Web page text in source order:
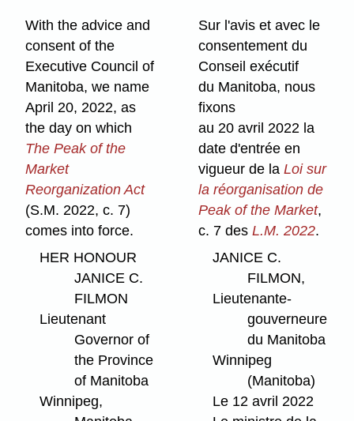
With the advice and
consent of the
Executive Council of
Manitoba, we name
April 20, 2022, as
the day on which
The Peak of the
Market
Reorganization Act
(S.M. 2022, c. 7)
comes into force.
Sur l'avis et avec le
consentement du
Conseil exécutif
du Manitoba, nous
fixons
au 20 avril 2022 la
date d'entrée en
vigueur de laLoi sur
la réorganisation de
Peak of the Market,
c. 7 desL.M. 2022.
HER HONOUR
JANICE C.
FILMON
Lieutenant
Governor of
the Province
of Manitoba
Winnipeg,
JANICE C.
FILMON,
Lieutenante-
gouverneure
du Manitoba
Winnipeg
(Manitoba)
Le 12 avril 2022